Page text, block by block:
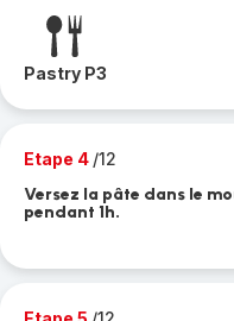
Pastry P3
Etape 4 /12
Versez la pâte dans le
pendant 1h.